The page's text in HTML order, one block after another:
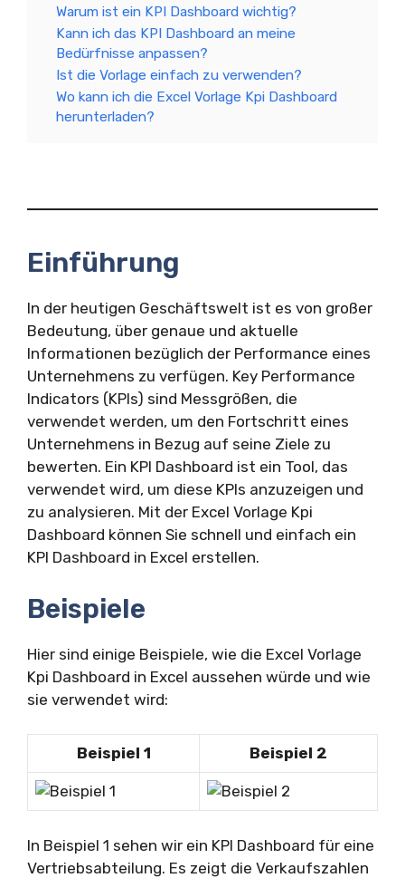
Warum ist ein KPI Dashboard wichtig?
Kann ich das KPI Dashboard an meine
Bedürfnisse anpassen?
Ist die Vorlage einfach zu verwenden?
Wo kann ich die Excel Vorlage Kpi Dashboard
herunterladen?
Einführung
In der heutigen Geschäftswelt ist es von großer
Bedeutung, über genaue und aktuelle
Informationen bezüglich der Performance eines
Unternehmens zu verfügen. Key Performance
Indicators (KPIs) sind Messgrößen, die
verwendet werden, um den Fortschritt eines
Unternehmens in Bezug auf seine Ziele zu
bewerten. Ein KPI Dashboard ist ein Tool, das
verwendet wird, um diese KPIs anzuzeigen und
zu analysieren. Mit der Excel Vorlage Kpi
Dashboard können Sie schnell und einfach ein
KPI Dashboard in Excel erstellen.
Beispiele
Hier sind einige Beispiele, wie die Excel Vorlage
Kpi Dashboard in Excel aussehen würde und wie
sie verwendet wird:
Beispiel 1 Beispiel 2
In Beispiel 1 sehen wir ein KPI Dashboard für eine
Vertriebsabteilung. Es zeigt die Verkaufszahlen